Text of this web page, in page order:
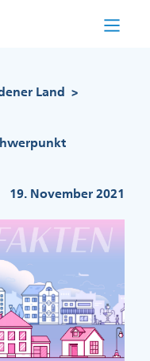
Land >
19. November 2021